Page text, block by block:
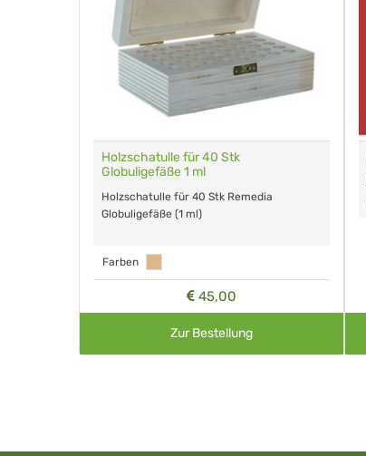
Holzschatulle für 40 Stk
Globuligefäße 1 ml
Holzschatulle für 40 Stk Remedia
Globuligefäße (1 ml)
Farben
45,00
Zur Bestellung